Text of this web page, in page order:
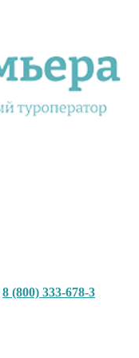
8 (800) 333-678-3